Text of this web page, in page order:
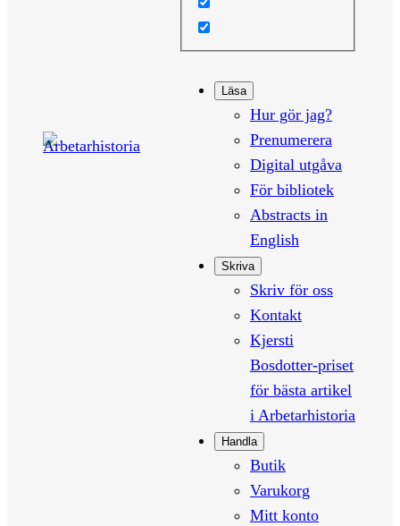
Läsa
Hur gör jag?
Prenumerera
Digital utgåva
För bibliotek
Abstracts in
English
Skriva
Skriv för oss
Kontakt
Kjersti
Bosdotter-priset
för bästa artikel
i Arbetarhistoria
Handla
Butik
Varukorg
Mitt konto